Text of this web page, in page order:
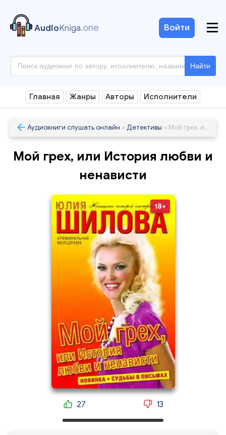
AudioKniga.one
Найти
Войти
Главная Жанры Авторы Исполнители
Аудиокниги слушать онлайн » Детективы » Мой грех, или История любви и ненависти
Мой грех, или История любви и
ненависти
18+
27 13